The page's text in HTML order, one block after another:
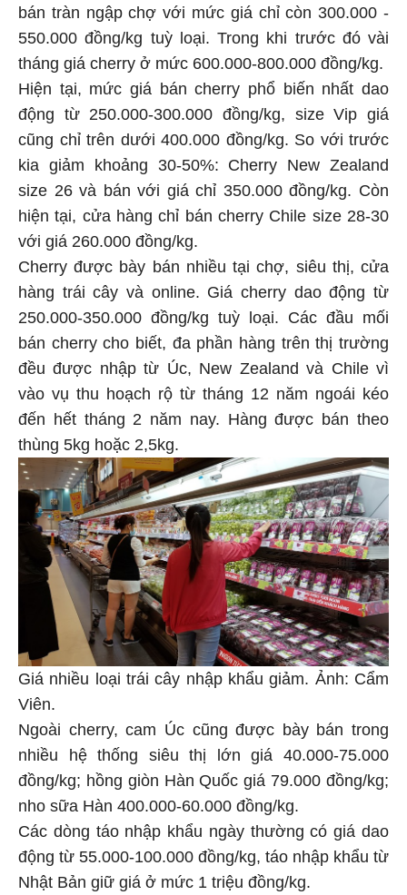
bán tràn ngập chợ với mức giá chỉ còn 300.000 -
550.000 đồng/kg tuỳ loại. Trong khi trước đó vài
tháng giá cherry ở mức 600.000-800.000 đồng/kg.
Hiện tại, mức giá bán cherry phổ biến nhất dao
động từ 250.000-300.000 đồng/kg, size Vip giá
cũng chỉ trên dưới 400.000 đồng/kg. So với trước
kia giảm khoảng 30-50%: Cherry New Zealand
size 26 và bán với giá chỉ 350.000 đồng/kg. Còn
hiện tại, cửa hàng chỉ bán cherry Chile size 28-30
với giá 260.000 đồng/kg.
Cherry được bày bán nhiều tại chợ, siêu thị, cửa
hàng trái cây và online. Giá cherry dao động từ
250.000-350.000 đồng/kg tuỳ loại. Các đầu mối
bán cherry cho biết, đa phần hàng trên thị trường
đều được nhập từ Úc, New Zealand và Chile vì
vào vụ thu hoạch rộ từ tháng 12 năm ngoái kéo
đến hết tháng 2 năm nay. Hàng được bán theo
thùng 5kg hoặc 2,5kg.
Giá nhiều loại trái cây nhập khẩu giảm. Ảnh: Cẩm
Viên.
Ngoài cherry, cam Úc cũng được bày bán trong
nhiều hệ thống siêu thị lớn giá 40.000-75.000
đồng/kg; hồng giòn Hàn Quốc giá 79.000 đồng/kg;
nho sữa Hàn 400.000-60.000 đồng/kg.
Các dòng táo nhập khẩu ngày thường có giá dao
động từ 55.000-100.000 đồng/kg, táo nhập khẩu từ
Nhật Bản giữ giá ở mức 1 triệu đồng/kg.